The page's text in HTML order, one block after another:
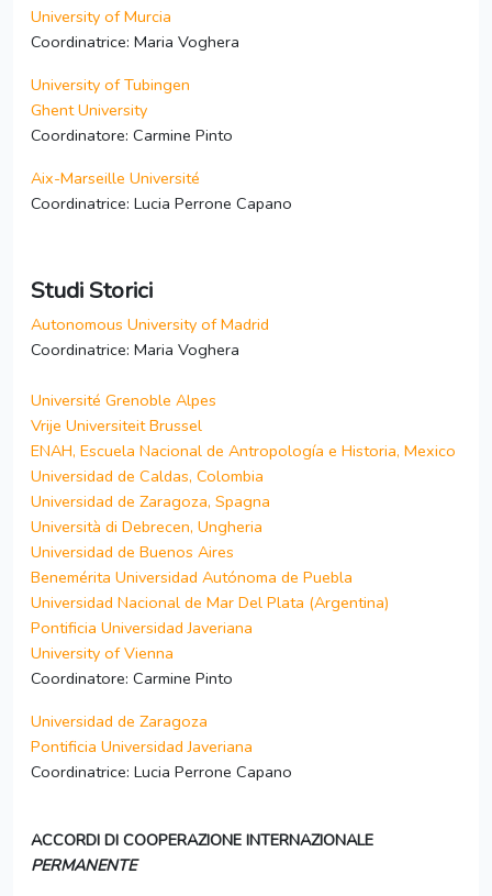
University of Murcia
Coordinatrice: Maria Voghera
University of Tubingen
Ghent University
Coordinatore: Carmine Pinto
Aix-Marseille Université
Coordinatrice: Lucia Perrone Capano
Studi Storici
Autonomous University of Madrid
Coordinatrice: Maria Voghera
Université Grenoble Alpes
Vrije Universiteit Brussel
ENAH, Escuela Nacional de Antropología e Historia, Mexico
Universidad de Caldas, Colombia
Universidad de Zaragoza, Spagna
Università di Debrecen, Ungheria
Universidad de Buenos Aires
Benemérita Universidad Autónoma de Puebla
Universidad Nacional de Mar Del Plata (Argentina)
Pontificia Universidad Javeriana
University of Vienna
Coordinatore: Carmine Pinto
Universidad de Zaragoza
Pontificia Universidad Javeriana
Coordinatrice: Lucia Perrone Capano
ACCORDI DI COOPERAZIONE INTERNAZIONALE
PERMANENTE